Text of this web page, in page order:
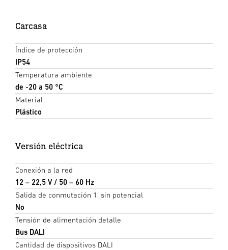
Carcasa
Índice de protección
IP54
Temperatura ambiente
de -20 a 50 °C
Material
Plástico
Versión eléctrica
Conexión a la red
12 – 22,5 V / 50 – 60 Hz
Salida de conmutación 1, sin potencial
No
Tensión de alimentación detalle
Bus DALI
Cantidad de dispositivos DALI